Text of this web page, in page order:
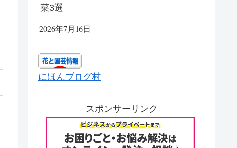
菜3選
2026年7月16日
にほんブログ村
スポンサーリンク